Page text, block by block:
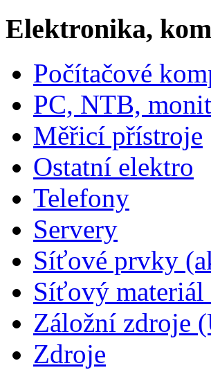
Elektronika,
Počítačové
PC, NTB,
Měřicí přístroje
Ostatní elektro
Telefony
Servery
Síťové prvky
Síťový materiál
Záložní zdroje
Zdroje